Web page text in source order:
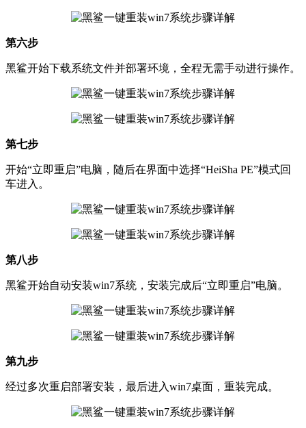
第六步
黑鲨开始下载系统文件并部署环境，全程无需手动进行操作。
第七步
开始“立即重启”电脑，随后在界面中选择“HeiSha PE”模式回
车进入。
第八步
黑鲨开始自动安装win7系统，安装完成后“立即重启”电脑。
第九步
经过多次重启部署安装，最后进入win7桌面，重装完成。